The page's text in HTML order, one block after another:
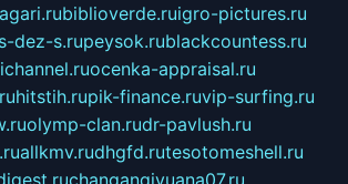
biblioverde.ruigro-pictures.ru
s-dez-s.rupeysok.rublackcountess.ru
ocenka-appraisal.ru
hitstih.rupik-finance.ruvip-surfing.ru
olymp-clan.rudr-pavlush.ru
allkmv.rudhgfd.rutesotomeshell.ru
changanqiyuana07.ru